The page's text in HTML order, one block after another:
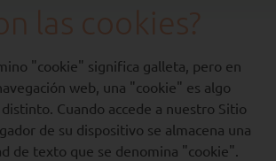
las cookies?
"cookie" significa galleta, pero en
web, una "cookie" es algo
Cuando accede a nuestro Sitio
de su dispositivo se almacena una
de texto que se denomina "cookie".